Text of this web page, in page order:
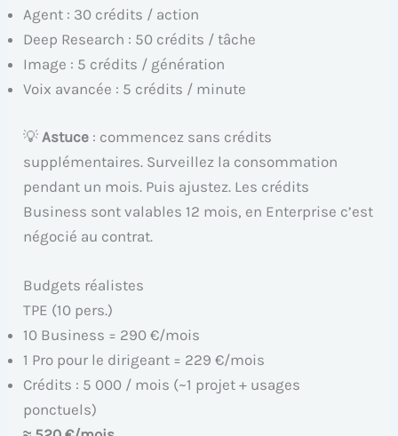
Agent : 30 crédits / action
Deep Research : 50 crédits / tâche
Image : 5 crédits / génération
Voix avancée : 5 crédits / minute
💡 Astuce : commencez sans crédits
supplémentaires. Surveillez la consommation
pendant un mois. Puis ajustez. Les crédits
Business sont valables 12 mois, en Enterprise c’est
négocié au contrat.
Budgets réalistes
TPE (10 pers.)
10 Business = 290 €/mois
1 Pro pour le dirigeant = 229 €/mois
Crédits : 5 000 / mois (~1 projet + usages
ponctuels)